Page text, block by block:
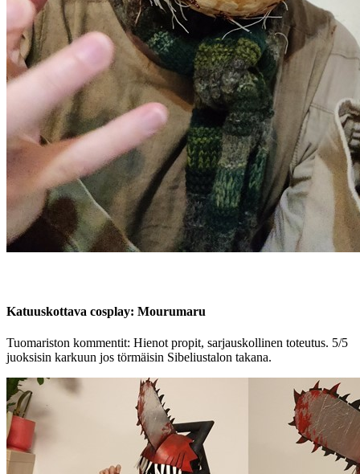
Katuuskottava cosplay: Mourumaru
Tuomariston kommentit: Hienot propit, sarjauskollinen toteutus. 5/5
juoksisin karkuun jos törmäisin Sibeliustalon takana.